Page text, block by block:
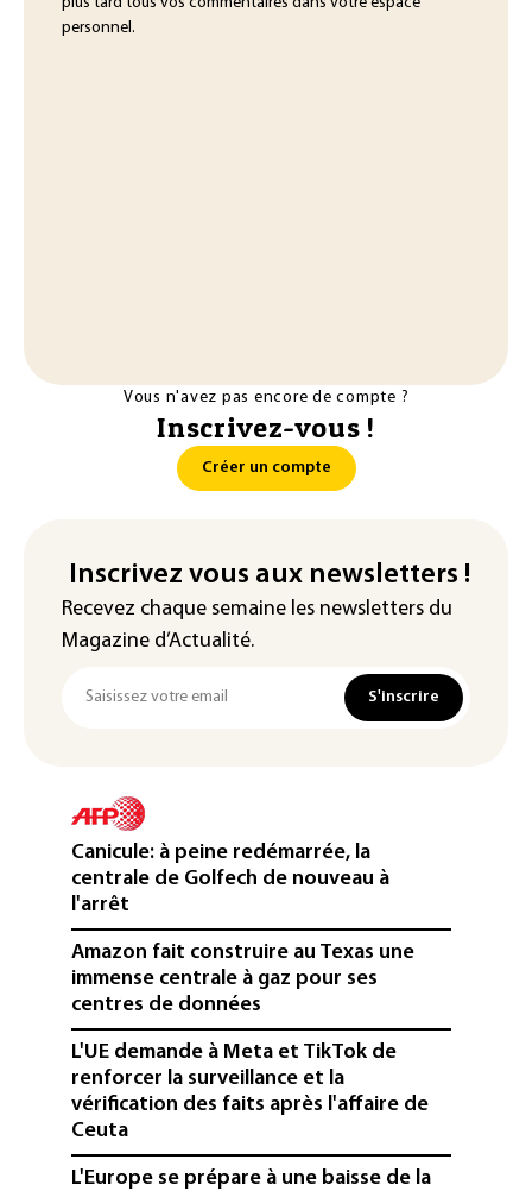
personnel.
Vous n'avez pas encore de compte ?
Inscrivez-vous !
Créer un compte
Inscrivez vous aux newsletters !
Recevez chaque semaine les newsletters du
Magazine d’Actualité.
S'inscrire
Canicule: à peine redémarrée, la
centrale de Golfech de nouveau à
l'arrêt
Amazon fait construire au Texas une
immense centrale à gaz pour ses
centres de données
L'UE demande à Meta et TikTok de
renforcer la surveillance et la
vérification des faits après l'affaire de
Ceuta
L'Europe se prépare à une baisse de la